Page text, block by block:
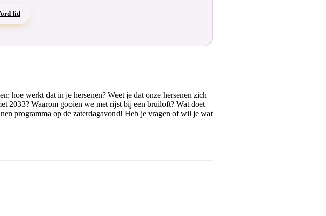
lid
hoe werkt dat in je hersenen? Weet je dat onze hersenen zich
2033? Waarom gooien we met rijst bij een bruiloft? Wat doet
programma op de zaterdagavond! Heb je vragen of wil je wat